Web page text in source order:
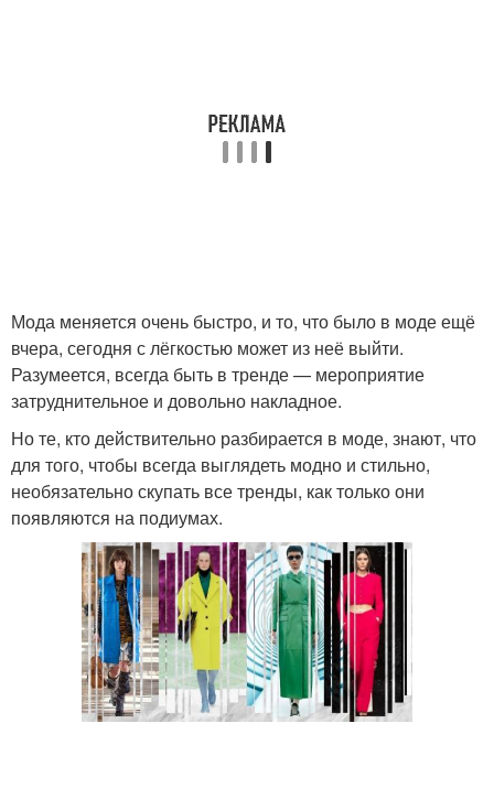
Мода меняется очень быстро, и то, что было в моде ещё
вчера, сегодня с лёгкостью может из неё выйти.
Разумеется, всегда быть в тренде — мероприятие
затруднительное и довольно накладное.
Но те, кто действительно разбирается в моде, знают, что
для того, чтобы всегда выглядеть модно и стильно,
необязательно скупать все тренды, как только они
появляются на подиумах.